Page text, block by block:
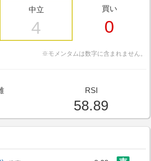
中立
4
買い
0
※モメンタムは数字に含まれません。
RSI
58.89